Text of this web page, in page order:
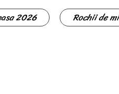
2026 Rochii de